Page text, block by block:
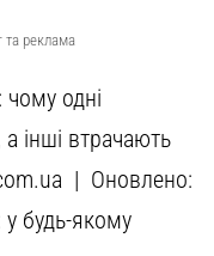
та реклама
чому одні
інші втрачають
| Оновлено:
будь-якому